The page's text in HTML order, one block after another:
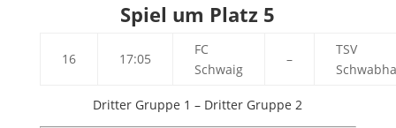
Spiel um Platz 5
16 17:05
FC
Schwaig
–
TSV
Dritter Gruppe 1 – Dritter Gruppe 2